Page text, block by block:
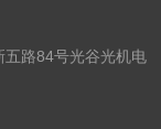
路84号光谷光机电